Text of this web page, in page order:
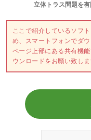
立体トラス問題を
ここで紹介しているソフ
め、スマートフォンでダ
ページ上部にある共有機
ウンロードをお願い致しま